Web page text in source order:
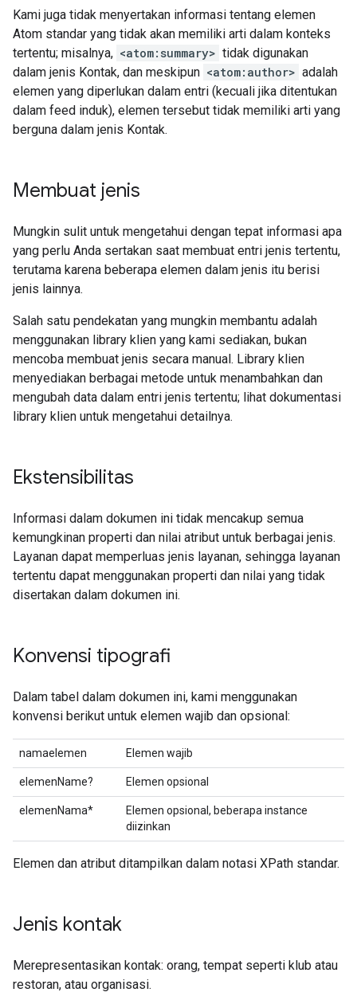
Kami juga tidak menyertakan informasi tentang elemen
Atom standar yang tidak akan memiliki arti dalam konteks
tertentu; misalnya, <atom:summary> tidak digunakan
dalam jenis Kontak, dan meskipun <atom:author> adalah
elemen yang diperlukan dalam entri (kecuali jika ditentukan
dalam feed induk), elemen tersebut tidak memiliki arti yang
berguna dalam jenis Kontak.
Membuat jenis
Mungkin sulit untuk mengetahui dengan tepat informasi apa
yang perlu Anda sertakan saat membuat entri jenis tertentu,
terutama karena beberapa elemen dalam jenis itu berisi
jenis lainnya.
Salah satu pendekatan yang mungkin membantu adalah
menggunakan library klien yang kami sediakan, bukan
mencoba membuat jenis secara manual. Library klien
menyediakan berbagai metode untuk menambahkan dan
mengubah data dalam entri jenis tertentu; lihat dokumentasi
library klien untuk mengetahui detailnya.
Ekstensibilitas
Informasi dalam dokumen ini tidak mencakup semua
kemungkinan properti dan nilai atribut untuk berbagai jenis.
Layanan dapat memperluas jenis layanan, sehingga layanan
tertentu dapat menggunakan properti dan nilai yang tidak
disertakan dalam dokumen ini.
Konvensi tipografi
Dalam tabel dalam dokumen ini, kami menggunakan
konvensi berikut untuk elemen wajib dan opsional:
namaelemen Elemen wajib
elemenName? Elemen opsional
elemenNama*
Elemen opsional, beberapa instance
diizinkan
Elemen dan atribut ditampilkan dalam notasi XPath standar.
Jenis kontak
Merepresentasikan kontak: orang, tempat seperti klub atau
restoran, atau organisasi.